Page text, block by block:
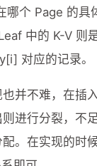
哪个 Page 的具
中的 K-V 则
对应的记录。
并不难，在插
进行分裂，不
。在实现的时